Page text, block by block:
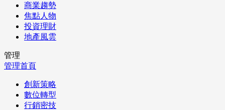
商業趨勢
焦點人物
投資理財
地產風雲
管理
管理首頁
創新策略
數位轉型
行銷密技